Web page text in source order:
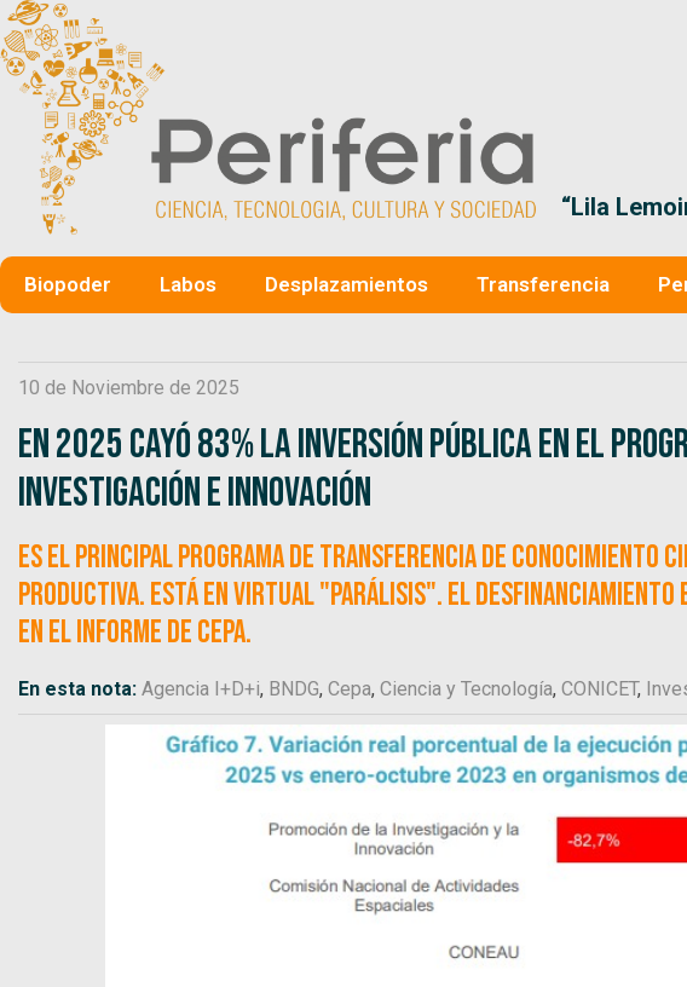
“Lila
Biopoder Labos Desplazamientos Transferencia
10 de Noviembre de 2025
En 2025 cayó 83% la inversión pública en el
Investigación e Innovación
Es el principal programa de transferencia de conocimiento
productiva. Está en virtual "parálisis". El desfinanciamiento
en el informe de CEPA.
En esta nota: Agencia I+D+i, BNDG, Cepa, Ciencia y Tecnología, CONICET,